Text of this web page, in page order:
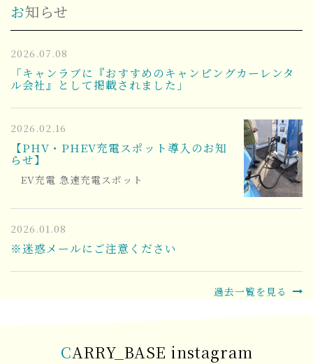
お知らせ
2026.07.08
「キャンラブに『おすすめのキャンピングカーレンタ
ル会社』として掲載されました」
2026.02.16
【PHV・PHEV充電スポット導入のお知
らせ】
EV充電 急速充電スポット
2026.01.08
※迷惑メールにご注意ください
過去一覧を見る
CARRY_BASE instagram